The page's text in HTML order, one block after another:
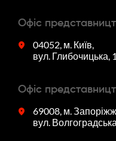
Офіс
04052, м. Київ,
вул. Глибочицька,
Офіс
69008, м.
вул.